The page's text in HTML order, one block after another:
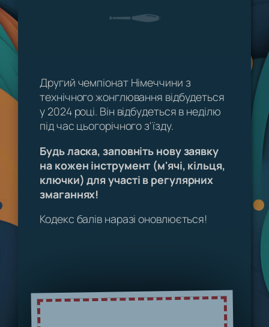
Другий чемпіонат Німеччини з
технічного жонглювання відбудеться
у 2024 році. Він відбудеться в неділю
під час цьогорічного з'їзду.
Будь ласка, заповніть нову заявку
на кожен інструмент (м'ячі, кільця,
ключки) для участі в регулярних
змаганнях!
Кодекс балів наразі оновлюється!